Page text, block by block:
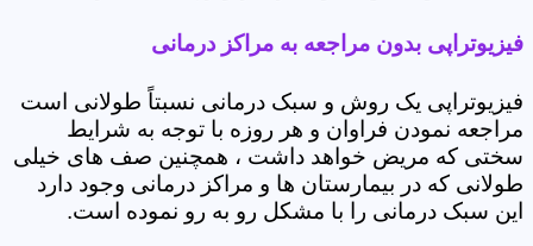
فیزیوتراپی بدون مراجعه به مراکز درمانی
فیزیوتراپی یک روش و سبک درمانی نسبتاً طولانی است
مراجعه نمودن فراوان و هر روزه با توجه به شرایط
سختی که مریض خواهد داشت ، همچنین صف های خیلی
طولانی که در بیمارستان ها و مراکز درمانی وجود دارد
این سبک درمانی را با مشکل رو به رو نموده است.